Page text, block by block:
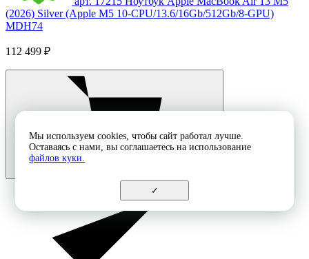
(2026) Silver (Apple M5 10-CPU/13.6/16Gb/512Gb/8-GPU)
MDH74
112 499 ₽
Мы используем cookies, чтобы сайт работал лучше.
Оставаясь с нами, вы соглашаетесь на использование
файлов куки.
✓